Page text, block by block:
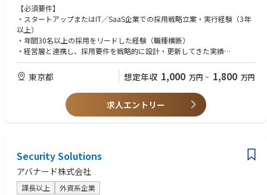
■ ミッション
経営戦略と一体化した採用戦略を描き、“組織の成長曲線”を“採用の仕組
み”で再現していただくポジションです。
業務イメージ：
・各事業の成長計画と人材要件を連動させ、最適な採用ポートフォリオを
設計
・採用チャネル・ブランディング・選考プロセスを再構築し、スピードと
・採用活動を「オペレーション」から「経営レバー」へと引き上げる
【1】採用戦略の立案・推進
・事業戦略・組織戦略に基づく採用計画の改変
・採用ポジションの優先順位設計・採用目標の定量化
・CEO・各部門責任者との採用要件定義／要件策定ミーティングのリード
【必須要件】
・スタートアップまたはIT／SaaS企業での採用戦略立案・実行経験（3年
以上）
・年間30名以上の採用をリードした経験（職種横断）
・経営層と連携し、採用要件を戦略的に設計・更新してきた実績
・採用KPIの設計・分析・改善の実務経験
・ATS・スカウトツール・CRM等の運用・改善経験
・部門責任者・経営層・エージェント・候補者を巻き込む調整力
・経営課題を採用課題へ翻訳できる思考力
・採用広報や面接官育成など、社内外をリードできる発信力
・経営企画／HRBP／事業推進との協働経験
・ダイレクトリクルーティング／リファラル採用の成功事例
・データドリブンHR（採用分析・レポーティング）への知見
東京都 想定年収 1,000 万円 ~ 1,800 万円
求人エントリー
Security Solutions
アバナード株式会社
課長以上 外資系企業